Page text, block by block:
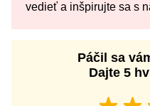
vedieť a inšpirujte sa s
Páčil sa
Dajte 5